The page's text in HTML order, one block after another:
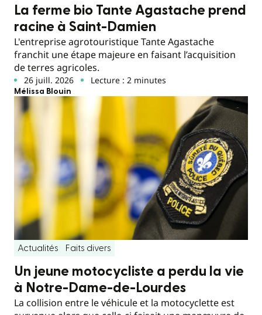
La ferme bio Tante Agastache prend
racine à Saint-Damien
L'entreprise agrotouristique Tante Agastache
franchit une étape majeure en faisant l’acquisition
de terres agricoles.
26 juill. 2026 Lecture : 2 minutes
Mélissa Blouin
Actualités Faits divers
Un jeune motocycliste a perdu la vie
à Notre-Dame-de-Lourdes
La collision entre le véhicule et la motocyclette est